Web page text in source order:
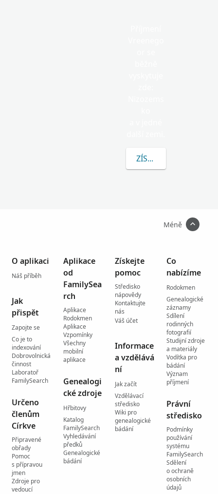
ZÍSKEJTE VÍCE
Méně
O aplikaci
Náš příběh
Jak
přispět
Zapojte se
Co je to
indexování
Dobrovolnická
činnost
Laboratoř
FamilySearch
Určeno
členům
Církve
Připravené
obřady
Pomoc
s přípravou
jmen
Zdroje pro
vedoucí
Aplikace
od
FamilySea
rch
Aplikace
Rodokmen
Aplikace
Vzpomínky
Všechny
mobilní
aplikace
Genealogi
cké zdroje
Hřbitovy
Katalog
FamilySearch
Vyhledávání
předků
Genealogické
bádání
Získejte
pomoc
Středisko
nápovědy
Kontaktujte
nás
Váš účet
Informace
a vzdělává
ní
Jak začít
Vzdělávací
středisko
Wiki pro
genealogické
bádání
Co
nabízíme
Rodokmen
Genealogické
záznamy
Sdílení
rodinných
fotografií
Studijní zdroje
a materiály
Vodítka pro
bádání
Význam
příjmení
Právní
středisko
Podmínky
používání
systému
FamilySearch
Sdělení
o ochraně
osobních
údajů